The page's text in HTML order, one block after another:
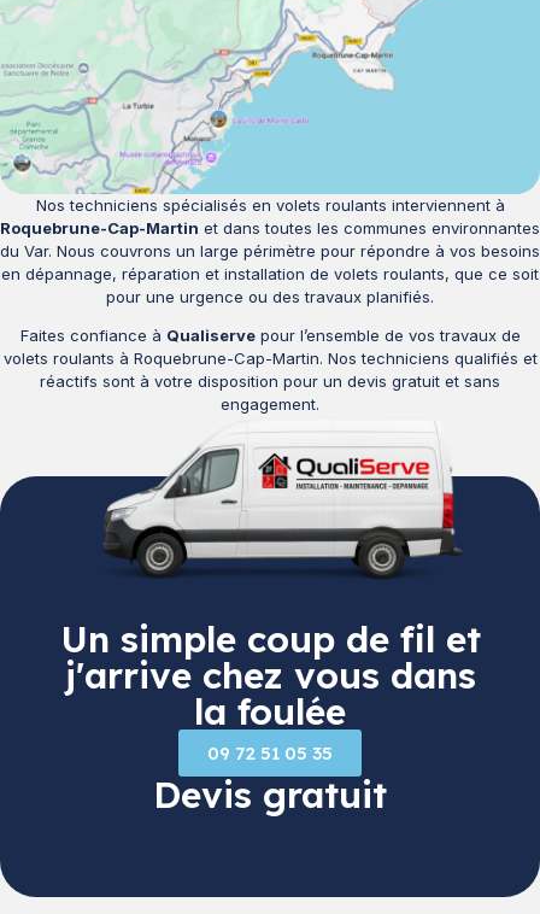
Nos techniciens spécialisés en volets roulants interviennent à
Roquebrune-Cap-Martin et dans toutes les communes environnantes
du Var. Nous couvrons un large périmètre pour répondre à vos besoins
en dépannage, réparation et installation de volets roulants, que ce soit
pour une urgence ou des travaux planifiés.
Faites confiance à Qualiservepour l’ensemble de vos travaux de
volets roulants à Roquebrune-Cap-Martin. Nos techniciens qualifiés et
réactifs sont à votre disposition pour un devis gratuit et sans
engagement.
Un simple coup de fil et
j'arrive chez vous dans
la foulée
09 72 51 05 35
Devis gratuit